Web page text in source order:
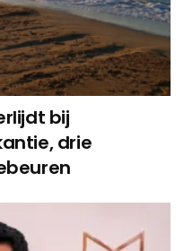
bij
drie